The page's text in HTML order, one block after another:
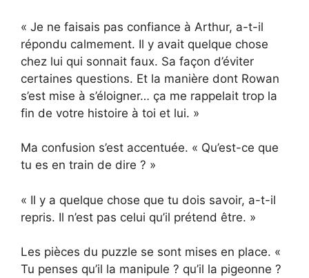
« Je ne faisais pas confiance à Arthur, a-t-il
répondu calmement. Il y avait quelque chose
chez lui qui sonnait faux. Sa façon d’éviter
certaines questions. Et la manière dont Rowan
s’est mise à s’éloigner… ça me rappelait trop la
fin de votre histoire à toi et lui. »
Ma confusion s’est accentuée. « Qu’est-ce que
tu es en train de dire ? »
« Il y a quelque chose que tu dois savoir, a-t-il
repris. Il n’est pas celui qu’il prétend être. »
Les pièces du puzzle se sont mises en place. «
Tu penses qu’il la manipule ? qu’il la pigeonne ?